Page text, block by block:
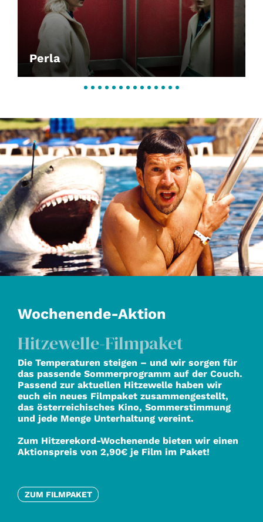
Perla
Wochenende-Aktion
Hitzewelle-Filmpaket
Die Temperaturen steigen – und wir sorgen für
das passende Sommerprogramm auf der Couch.
Passend zur aktuellen Hitzewelle haben wir
euch ein neues Filmpaket zusammengestellt,
das österreichisches Kino, Sommerstimmung
und jede Menge Unterhaltung vereint.
Zum Hitzerekord-Wochenende bieten wir einen
Aktionspreis von 2,90€ je Film im Paket!
ZUM FILMPAKET